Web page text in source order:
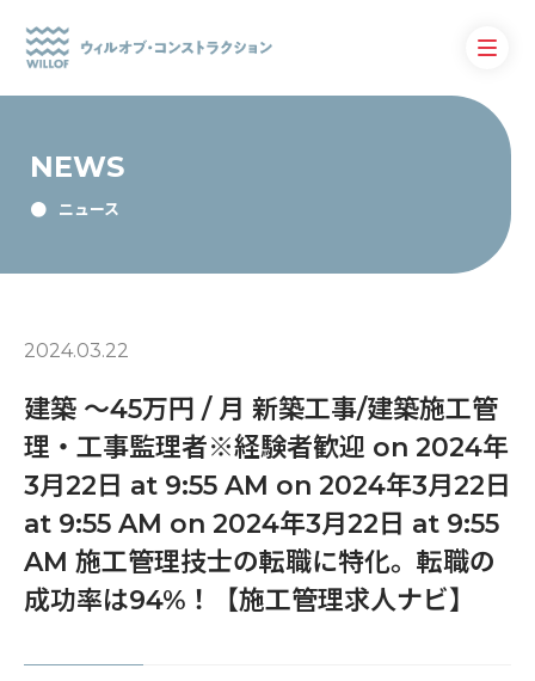
NEWS
ニュース
2024.03.22
建築 〜45万円 / 月 新築工事/建築施工管
理・工事監理者※経験者歓迎 on 2024年
3月22日 at 9:55 AM on 2024年3月22日
at 9:55 AM on 2024年3月22日 at 9:55
AM 施工管理技士の転職に特化。転職の
成功率は94%！【施工管理求人ナビ】